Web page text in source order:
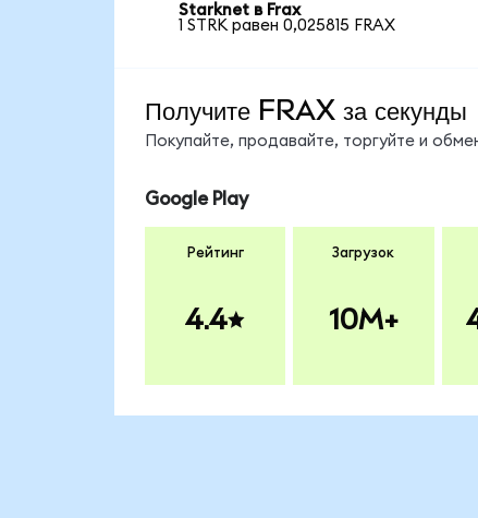
Starknet в Frax
1 STRK равен 0,025815 FRAX
Получите FRAX за секунды
Покупайте, продавайте, торгуйте и
Google Play
Рейтинг
4.4
Загрузок
10M+